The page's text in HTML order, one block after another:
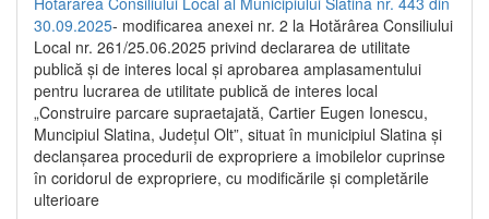
30.09.2025- modificarea anexei nr. 2 la Hotărârea Consiliului
Local nr. 261/25.06.2025 privind declararea de utilitate
publică şi de interes local şi aprobarea amplasamentului
pentru lucrarea de utilitate publică de interes local
„Construire parcare supraetajată, Cartier Eugen Ionescu,
Muncipiul Slatina, Judeţul Olt”, situat în municipiul Slatina şi
declanşarea procedurii de expropriere a imobilelor cuprinse
în coridorul de expropriere, cu modificările şi completările
ulterioare